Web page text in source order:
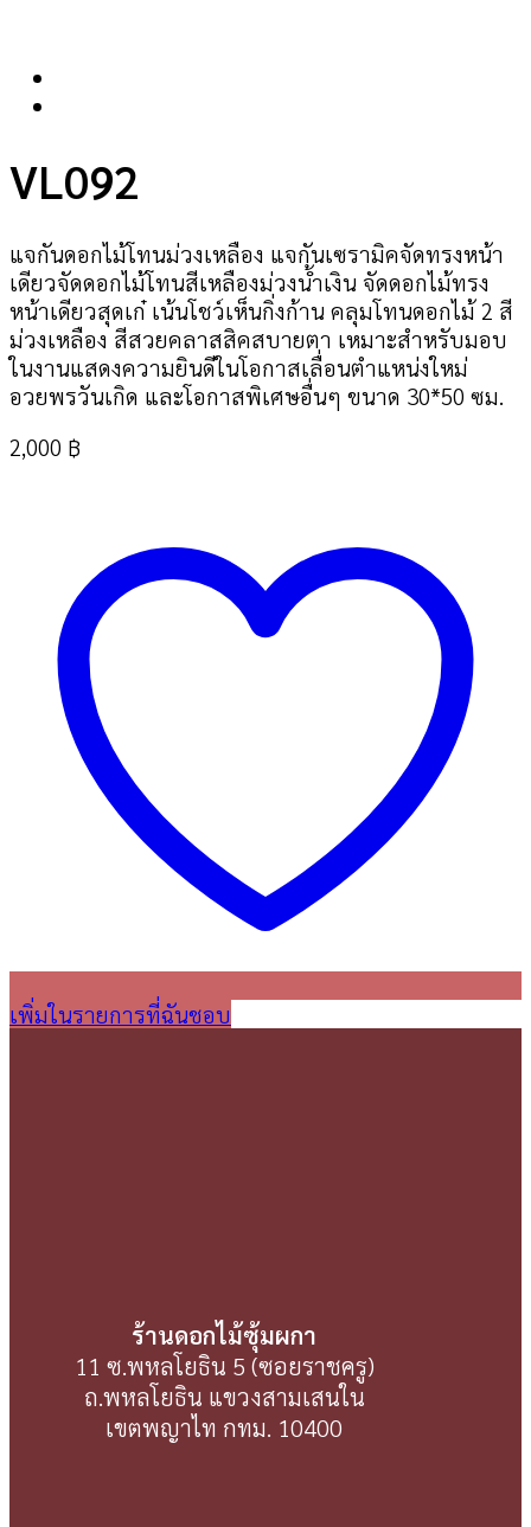
VL092
แจกันดอกไม้โทนม่วงเหลือง แจกันเซรามิคจัดทรงหน้า
เดียวจัดดอกไม้โทนสีเหลืองม่วงน้ำเงิน จัดดอกไม้ทรง
หน้าเดียวสุดเก๋ เน้นโชว์เห็นกิ่งก้าน คลุมโทนดอกไม้ 2 สี
ม่วงเหลือง สีสวยคลาสสิคสบายตา เหมาะสำหรับมอบ
ในงานแสดงความยินดีในโอกาสเลื่อนตำแหน่งใหม่
อวยพรวันเกิด และโอกาสพิเศษอื่นๆ ขนาด 30*50 ซม.
2,000 ฿
เพิ่มในรายการที่ฉันชอบ
ร้านดอกไม้ซุ้มผกา
11 ซ.พหลโยธิน 5 (ซอยราชครู)
ถ.พหลโยธิน แขวงสามเสนใน
เขตพญาไท กทม. 10400